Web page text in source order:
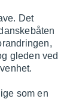
Det
gleden ved
som en